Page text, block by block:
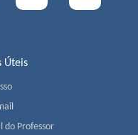
Úteis
do Professor